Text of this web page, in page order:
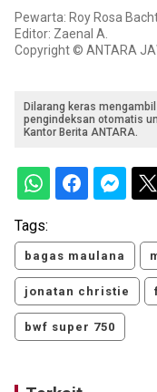
Pewarta: Roy Rosa
Editor: Zaenal A.
Copyright © ANTARA
Dilarang keras
pengindeksan otomatis
Kantor Berita ANTARA.
Tags:
bagas maulana
jonatan christie
bwf super 750